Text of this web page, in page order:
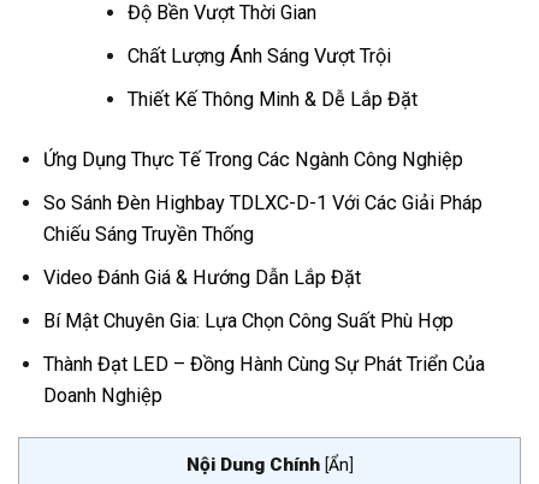
Độ Bền Vượt Thời Gian
Chất Lượng Ánh Sáng Vượt Trội
Thiết Kế Thông Minh & Dễ Lắp Đặt
Ứng Dụng Thực Tế Trong Các Ngành Công Nghiệp
So Sánh Đèn Highbay TDLXC-D-1 Với Các Giải Pháp
Chiếu Sáng Truyền Thống
Video Đánh Giá & Hướng Dẫn Lắp Đặt
Bí Mật Chuyên Gia: Lựa Chọn Công Suất Phù Hợp
Thành Đạt LED – Đồng Hành Cùng Sự Phát Triển Của
Doanh Nghiệp
Nội Dung Chính [Ẩn]